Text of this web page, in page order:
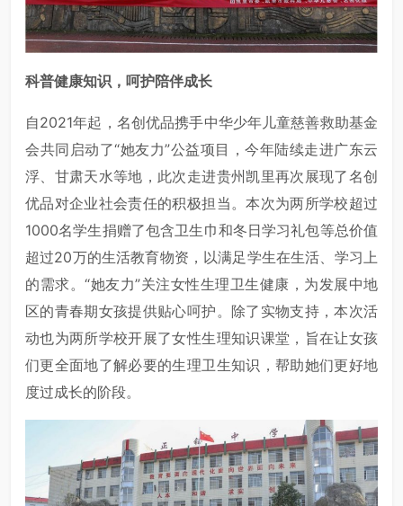
科普健康知识，呵护陪伴成长
自2021年起，名创优品携手中华少年儿童慈善救助基金
会共同启动了“她友力”公益项目，今年陆续走进广东云
浮、甘肃天水等地，此次走进贵州凯里再次展现了名创
优品对企业社会责任的积极担当。本次为两所学校超过
1000名学生捐赠了包含卫生巾和冬日学习礼包等总价值
超过20万的生活教育物资，以满足学生在生活、学习 上
的需求。“她友力”关注女性生理卫生健康，为发展中地
区的青春期女孩提供贴心呵护。除了实物支持，本次活
动也为两所学校开展了女性生理知识课堂，旨在让女孩
们更全面地了解必要的生理卫生知识，帮助她们更好地
度过成长的阶段。